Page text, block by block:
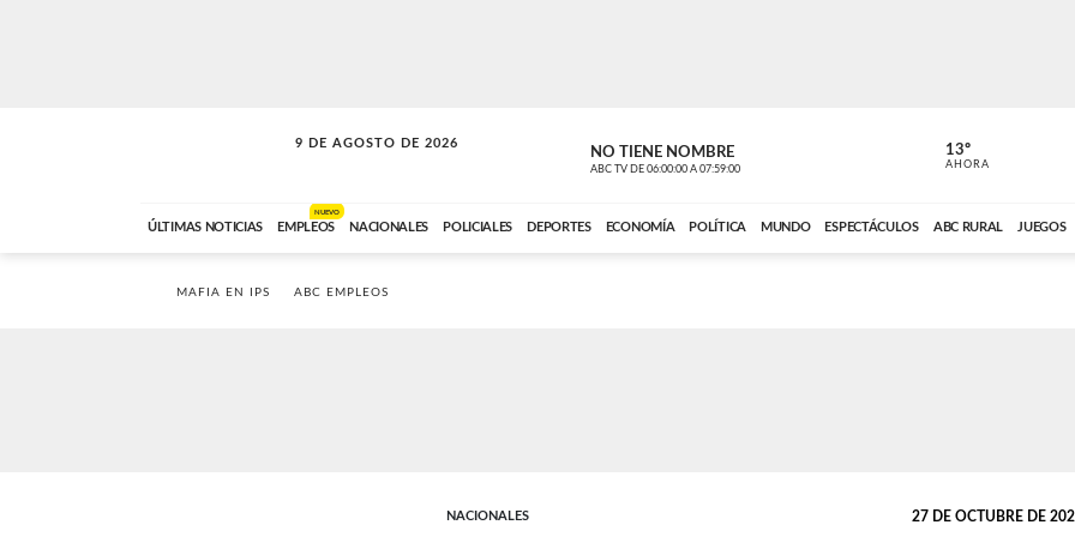
9 DE AGOSTO DE 2026
SOLO MÚSICA NO TIENE NOMBRE
ABC TV DE 06:00:00 A 07:59:00 ABC CARDINAL
13º
AHORA
ÚLTIMAS NOTICIAS EMPLEOS
NUEVO
NACIONALES POLICIALES DEPORTES ECONOMÍA POLÍTICA MUNDO ESPECTÁCULOS ABC RURAL JUEGOS
MAFIA EN IPS ABC EMPLEOS
NACIONALES 27 DE OCTUBRE DE